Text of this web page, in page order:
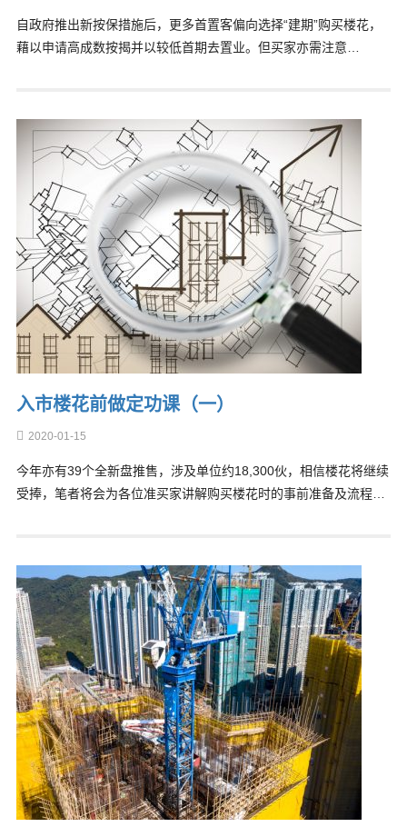
自政府推出新按保措施后，更多首置客偏向选择“建期”购买楼花，
藉以申请高成数按揭并以较低首期去置业。但买家亦需注意…
入市楼花前做定功课（一）
2020-01-15
今年亦有39个全新盘推售，涉及单位约18,300伙，相信楼花将继续
受捧，笔者将会为各位准买家讲解购买楼花时的事前准备及流程…